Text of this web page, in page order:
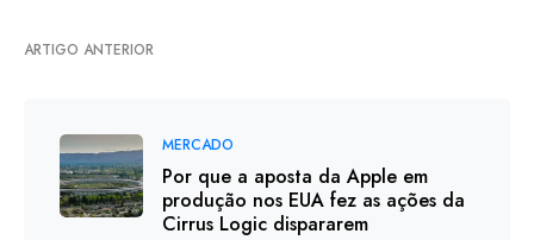
ARTIGO ANTERIOR
MERCADO
Por que a aposta da Apple em
produção nos EUA fez as ações da
Cirrus Logic dispararem